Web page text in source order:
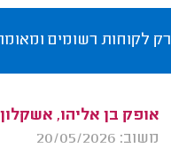
רק לקוחות רשומים
אופק בן אליהו,
משוב: 20/05/2026